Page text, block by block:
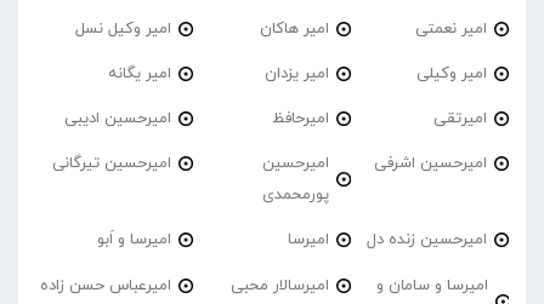
امیر نعمتی امیر هاکان امیر وکیل نسل
امیر وکیلی امیر یزدان امیر یگانه
امیرتقی امیرحافظ امیرحسین ادیبی
امیرحسین اشرفی
امیرحسین
پورمحمدی
امیرحسین تیرگانی
امیرحسین زنده دل امیرسا امیرسا و اَبو
امیرسا و سامان و
امیرسالار محبی امیرعباس حسن زاده